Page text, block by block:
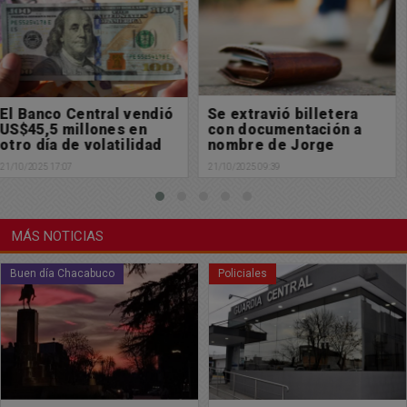
Se extravió billetera
con documentación a
nombre de Jorge
Pelatti
21/10/2025 09:39
Muy feliz día a tod@s
l@s Pediatras
20/10/2025 08:12
MÁS NOTICIAS
Policiales Policiales